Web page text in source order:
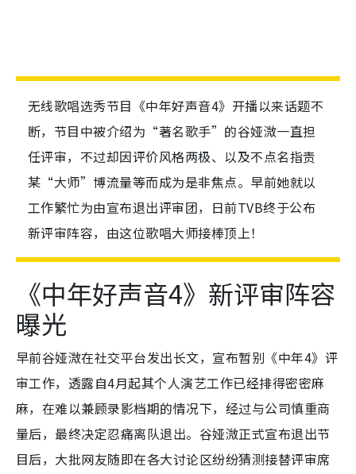
无线歌唱选秀节目《中年好声音4》开播以来话题不
断，节目中被介绍为“著名歌手”的谷娅溦一直担
任评审，不过却因评价风格两极、以及不点名指责
某“大师”博流量等而成为是非焦点。早前她就以
工作繁忙为由宣布退出评审团，日前TVB终于公布
新评审阵容，由这位歌唱大师接棒顶上！
《中年好声音4》新评审阵容
曝光
早前谷娅溦在社交平台发出长文，宣布暂别《中年4》评
审工作，透露自4月起其个人演艺工作已经排得密密麻
麻，在难以兼顾录影档期的情况下，经过与公司慎重商
量后，最终决定忍痛离队退出。谷娅溦正式宣布退出节
目后，大批网友随即在各大讨论区纷纷猜测接替评审席